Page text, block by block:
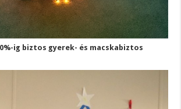
ig biztos gyerek- és macskabiztos